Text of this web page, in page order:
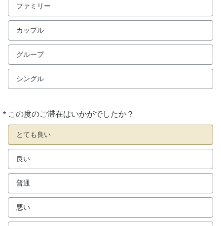
ファミリー
カップル
グループ
シングル
* この度のご滞在はいかがでしたか？
必
須
とても良い
良い
普通
悪い